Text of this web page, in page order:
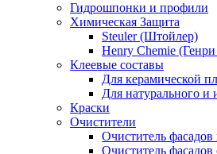
Гидрошпонки и профили
Химическая Защита
Steuler (Штойлер)
Henry Chemie
Клеевые составы
Для керамической
Для натурального и
Краски
Очистители
Очиститель фасадов
Очиститель фасадов